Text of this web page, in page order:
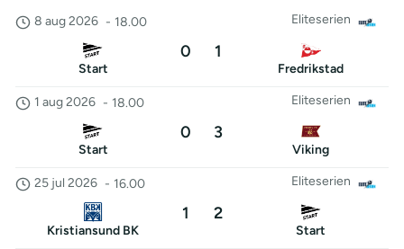
Eliteserien
8 aug 2026 - 18.00
Start
0 1
Fredrikstad
Eliteserien
1 aug 2026 - 18.00
Start
0 3
Viking
Eliteserien
25 jul 2026 - 16.00
Kristiansund BK
1 2
Start